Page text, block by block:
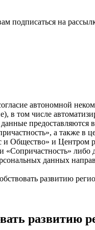
подписаться на
автономной
в том числе
предоставляются
а также
Общество» и Центром
либо
данных
развитию
развитию